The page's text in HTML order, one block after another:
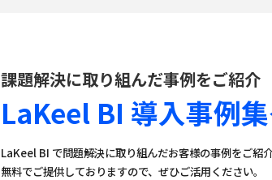
課題解決に取り組んだ事例をご紹介
LaKeel BI 導入事例
LaKeel BI で問題解決に取り組んだお客様の事例をご紹介
無料でご提供しておりますので、ぜひご活用ください。